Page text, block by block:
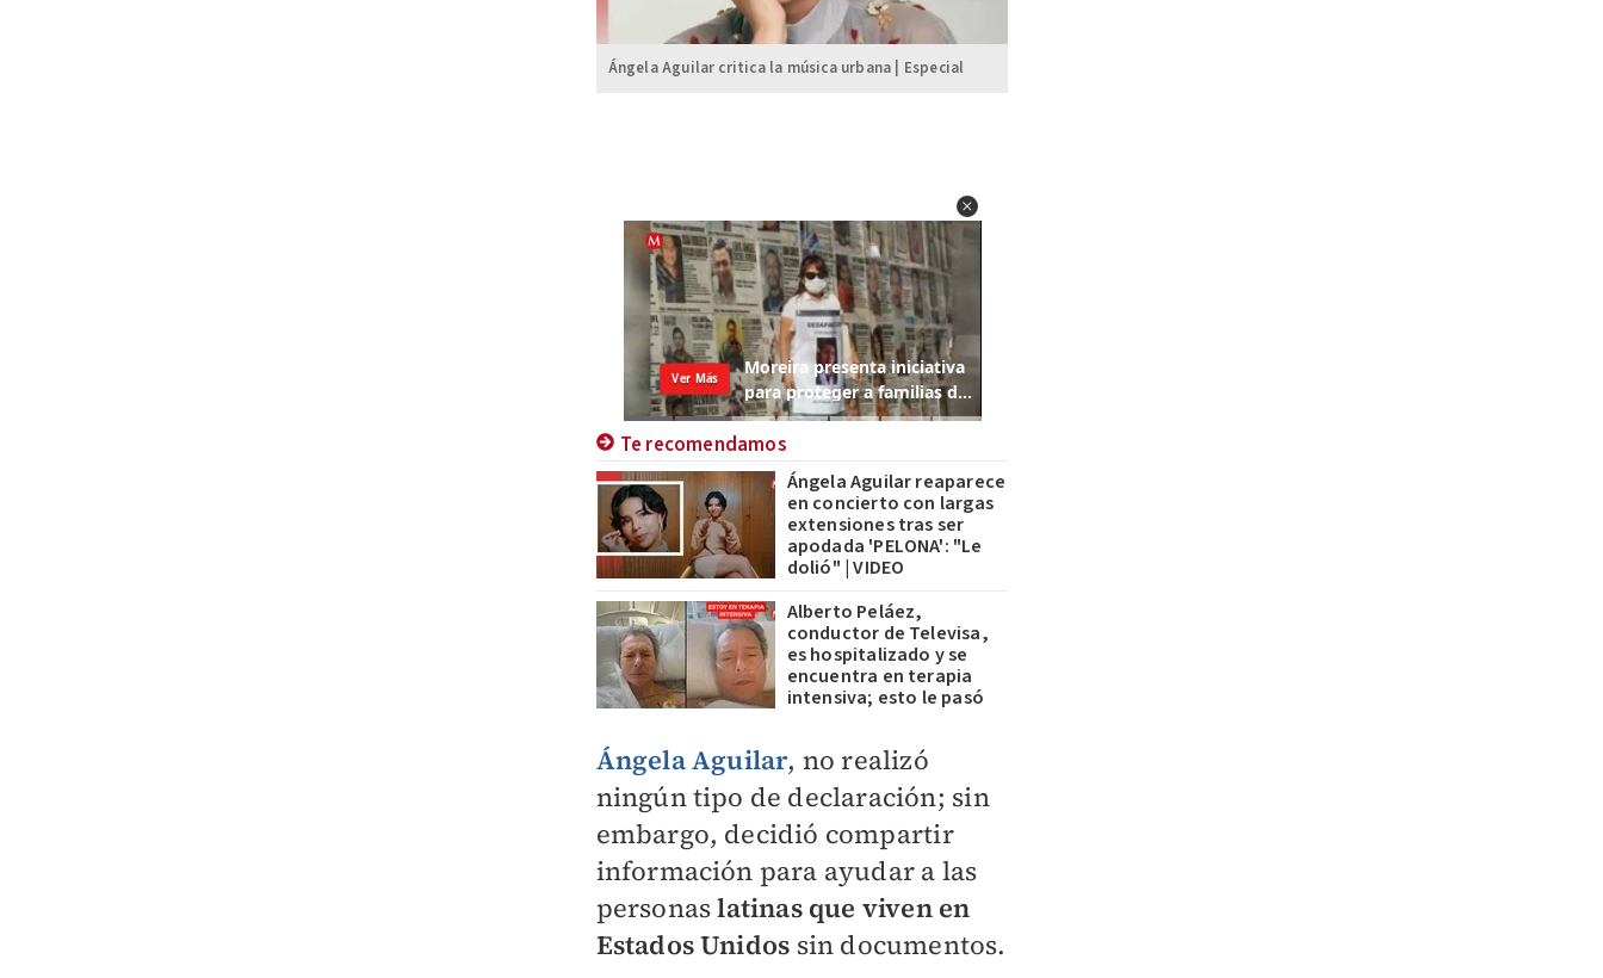
Ángela Aguilar critica la música urbana | Especial
Te recomendamos
Ángela Aguilar reaparece
en concierto con largas
extensiones tras ser
apodada 'PELONA': "Le
dolió" | VIDEO
Alberto Peláez,
conductor de Televisa,
es hospitalizado y se
encuentra en terapia
intensiva; esto le pasó
Ángela Aguilar, no realizó
ningún tipo de declaración; sin
embargo, decidió compartir
información para ayudar a las
personaslatinas que viven en
Estados Unidos sin documentos.